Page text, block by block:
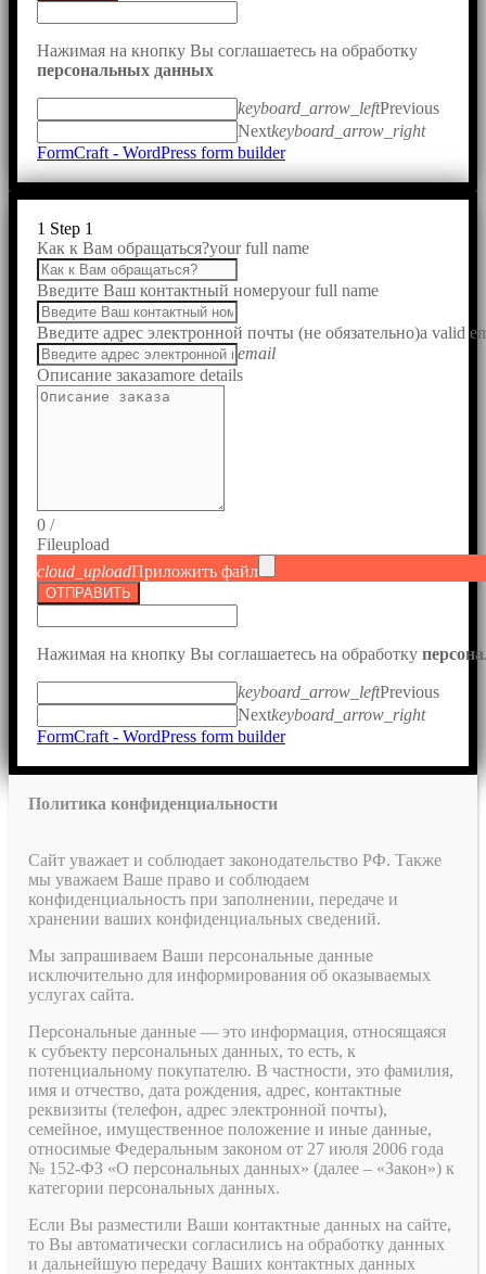
Нажимая на кнопку Вы соглашаетесь на обработку
персональных данных
keyboard_arrow_leftPrevious
Nextkeyboard_arrow_right
FormCraft - WordPress form builder
1 Step 1
Как к Вам обращаться?your full name
Введите Ваш контактный номерyour full name
Введите адрес электронной почты (не обязательно)a valid
email
Описание заказаmore details
0 /
Fileupload
cloud_uploadПриложить файл
ОТПРАВИТЬ
Нажимая на кнопку Вы соглашаетесь на обработку
keyboard_arrow_leftPrevious
Nextkeyboard_arrow_right
FormCraft - WordPress form builder
Политика конфиденциальности
Сайт уважает и соблюдает законодательство РФ. Также
мы уважаем Ваше право и соблюдаем
конфиденциальность при заполнении, передаче и
хранении ваших конфиденциальных сведений.
Мы запрашиваем Ваши персональные данные
исключительно для информирования об оказываемых
услугах сайта.
Персональные данные — это информация, относящаяся
к субъекту персональных данных, то есть, к
потенциальному покупателю. В частности, это фамилия,
имя и отчество, дата рождения, адрес, контактные
реквизиты (телефон, адрес электронной почты),
семейное, имущественное положение и иные данные,
относимые Федеральным законом от 27 июля 2006 года
№ 152-ФЗ «О персональных данных» (далее – «Закон») к
категории персональных данных.
Если Вы разместили Ваши контактные данных на сайте,
то Вы автоматически согласились на обработку данных
и дальнейшую передачу Ваших контактных данных